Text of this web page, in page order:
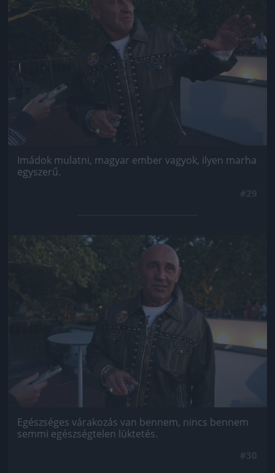
Imádok mulatni, magyar ember vagyok, ilyen marha
egyszerű.
Jön még kép!
Egészséges várakozás van bennem, nincs bennem
semmi egészségtelen lüktetés.